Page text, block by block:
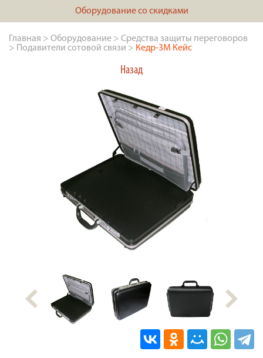
Оборудование со скидками
Главная > Оборудование > Средства защиты переговоров
> Подавители сотовой связи > Кедр-3М Кейс
Назад